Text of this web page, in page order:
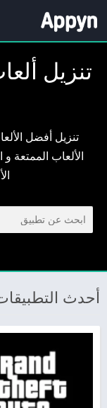
تنزيل أفضل
الألعاب الممتعة
أحدث